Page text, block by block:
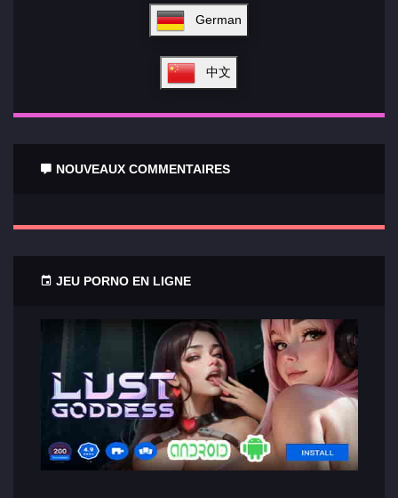
German
中文
NOUVEAUX COMMENTAIRES
JEU PORNO EN LIGNE